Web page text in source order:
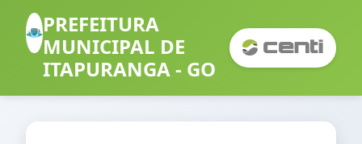
PREFEITURA
MUNICIPAL DE
ITAPURANGA - GO